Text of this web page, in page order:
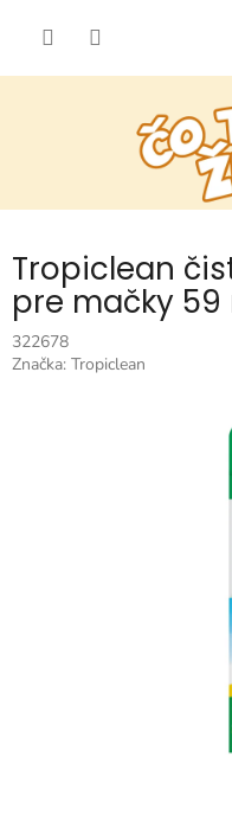
Tropiclean
pre mačky 59
322678
Značka: Tropiclean